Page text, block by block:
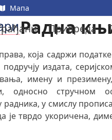
Мапа
Привреда
Радна
која садржи
издата,
имену и
односно стручном
у смислу
тврдо укоричена,